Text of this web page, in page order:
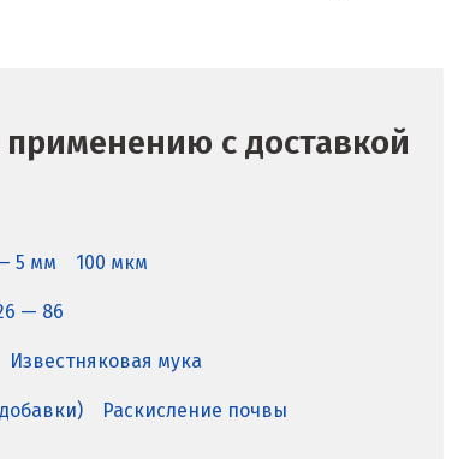
с доставкой
5 мм 100 мкм
— 86
Известняковая мука
Раскисление почвы